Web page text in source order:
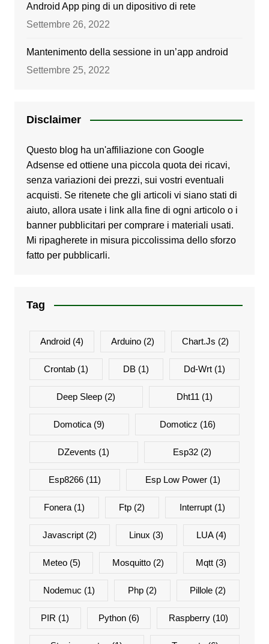
Android App ping di un dipositivo di rete
Settembre 26, 2022
Mantenimento della sessione in un’app android
Settembre 25, 2022
Disclaimer
Questo blog ha un'affiliazione con Google
Adsense ed ottiene una piccola quota dei ricavi,
senza variazioni dei prezzi, sui vostri eventuali
acquisti. Se ritenete che gli articoli vi siano stati di
aiuto, allora usate i link alla fine di ogni articolo o i
banner pubblicitari per comprare i materiali usati.
Mi ripagherete in misura piccolissima dello sforzo
fatto per pubblicarli.
Tag
Android(4) Arduino (2) Chart.js (2)
Crontab(1) DB (1) Dd-Wrt (1)
Deep Sleep (2) Dht11 (1)
Domotica (9) Domoticz (16)
DZevents (1) Esp32(2)
Esp8266(11) Esp Low Power (1)
Fonera(1) Ftp (2) Interrupt (1)
Javascript (2) Linux (3) LUA(4)
Meteo(5) Mosquitto(2) Mqtt (3)
Nodemuc (1) Php(2) Pillole (2)
PIR (1) Python(6) Raspberry(10)